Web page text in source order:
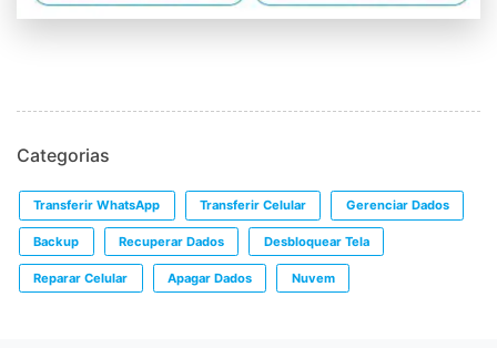
Categorias
Transferir WhatsApp Transferir Celular Gerenciar Dados
Backup Recuperar Dados Desbloquear Tela
Reparar Celular Apagar Dados Nuvem